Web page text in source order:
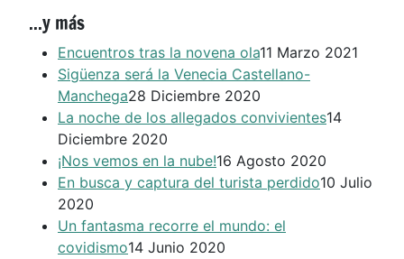
...y más
Encuentros tras la novena ola11 Marzo 2021
Sigüenza será la Venecia Castellano-
Manchega28 Diciembre 2020
La noche de los allegados convivientes14
Diciembre 2020
¡Nos vemos en la nube!16 Agosto 2020
En busca y captura del turista perdido10 Julio
2020
Un fantasma recorre el mundo: el
covidismo14 Junio 2020